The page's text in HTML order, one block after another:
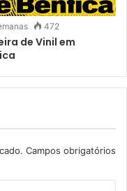
472
de Vinil em
Campos obrigatórios